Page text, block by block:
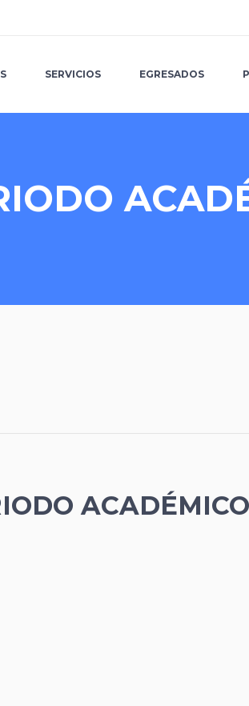
SERVICIOS EGRESADOS
ACADÉMICO